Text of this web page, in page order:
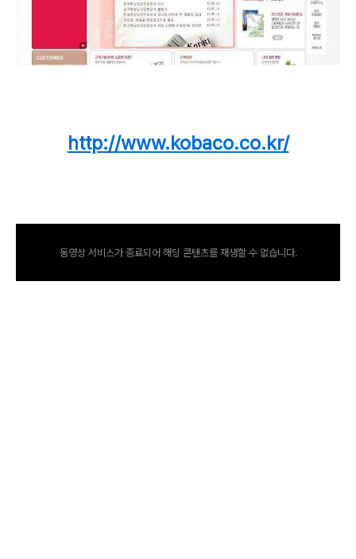
http://www.kobaco.co.kr/
동영상 서비스가 종료되어 해당 콘텐츠를 재생할 수 없습니다.